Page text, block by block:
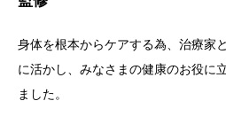
身体を根本からケアする為、治療家
に活かし、みなさまの健康のお役に
ました。